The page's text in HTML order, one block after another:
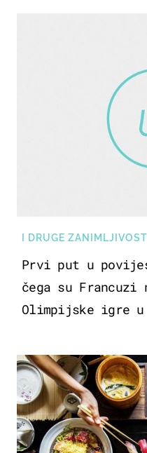
I DRUGE
Prvi put u
čega su
Olimpijske igre u